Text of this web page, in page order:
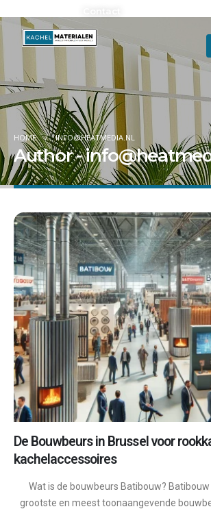
HOME INFO@HEATMEDIA.NL
Author -
De Bouwbeurs in Brussel voor
kachelaccessoires
Wat is de bouwbeurs Batibouw?
grootste en meest toonaangevende